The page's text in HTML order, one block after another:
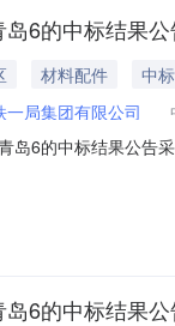
6的中标结果
材料配件
中
一局集团有限公司
岛6的中标结果公告
6的中标结果